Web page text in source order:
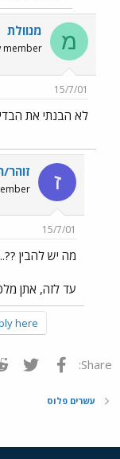
מ מנוולת
member
15/7/01
לא הבנתי את
ז
15/7/01
מה יש להבין
עד לזה, אתן
here.
Share: פייסבוק
עשרים פלוס